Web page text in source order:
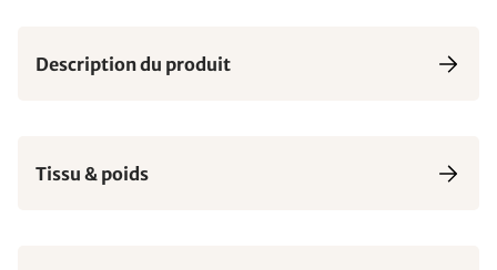
Description du produit
Tissu & poids